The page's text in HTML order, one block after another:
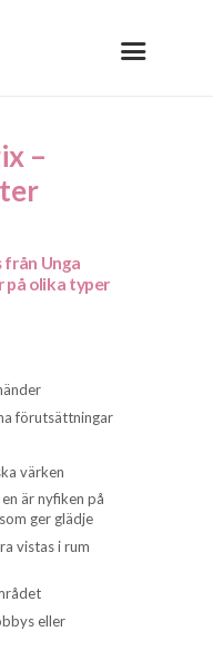
–
från Unga
på olika typer
förutsättningar
värken
är nyfiken på
ger glädje
vistas i rum
eller